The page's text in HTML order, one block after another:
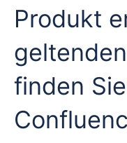
Produkt
finden